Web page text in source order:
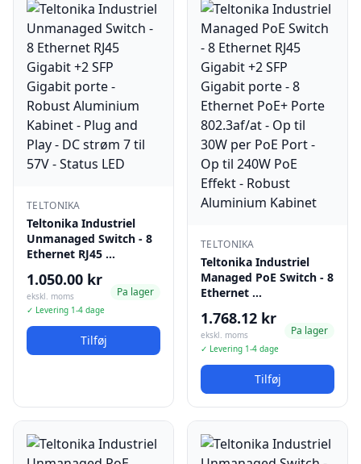
TELTONIKA
Teltonika Industriel
Unmanaged Switch - 8
Ethernet RJ45 …
1.050.00 kr
ekskl. moms
✓ Levering 1-4 dage
Pa lager
Tilføj
TELTONIKA
Teltonika Industriel
Managed PoE Switch - 8
Ethernet …
1.768.12 kr
ekskl. moms
✓ Levering 1-4 dage
Pa lager
Tilføj